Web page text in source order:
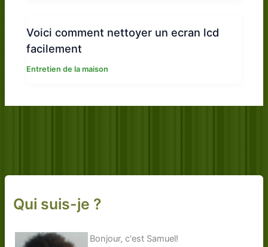
Voici comment nettoyer un ecran lcd
facilement
Entretien de la maison
Qui suis-je ?
Bonjour, c'est Samuel!